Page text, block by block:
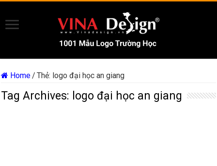
Home/ Thẻ: logo đại học an giang
Tag Archives: logo đại học an giang